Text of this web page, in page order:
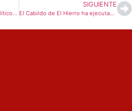
A.H.I Deleta est,panorama político en El Hierro (y III)
SIGUIENTE
El Cabildo de El Hierro ha ejecutado dos actuaciones para reforzar la seguridad y garantizar servicios esenciales en la isla